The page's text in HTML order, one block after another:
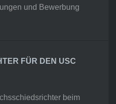
und Bewerbung
FÜR DEN USC
beim